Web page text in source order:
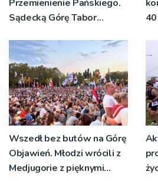
Przemienienie Pańskiego.
Sądecką Górę Tabor
pielgrzymów
Wszedł bez butów na Górę
Objawień. Młodzi wrócili z
Medjugorie z pięknymi